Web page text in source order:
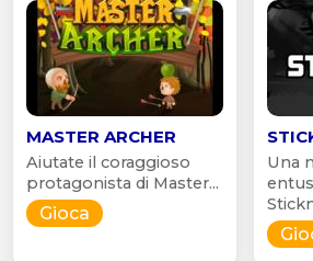
MASTER ARCHER
Aiutate il coraggioso
protagonista di Master...
Gioca
Una